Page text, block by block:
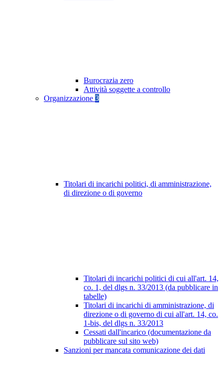
Burocrazia zero
Attività soggette a controllo
Organizzazione 3
Titolari di incarichi politici, di amministrazione,
di direzione o di governo
Titolari di incarichi politici di cui all'art. 14,
co. 1, del dlgs n. 33/2013 (da pubblicare in
tabelle)
Titolari di incarichi di amministrazione, di
direzione o di governo di cui all'art. 14, co.
1-bis, del dlgs n. 33/2013
Cessati dall'incarico (documentazione da
pubblicare sul sito web)
Sanzioni per mancata comunicazione dei dati